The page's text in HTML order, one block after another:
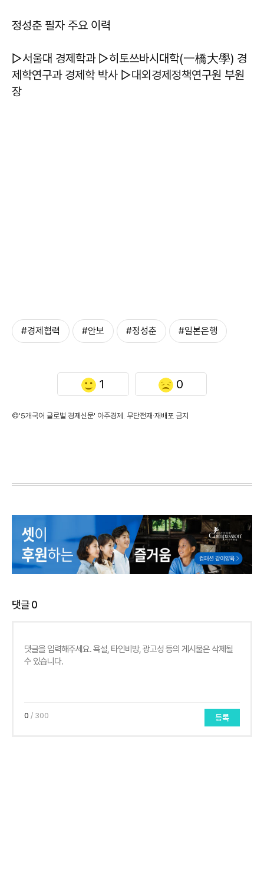
정성춘 필자 주요 이력
▷서울대 경제학과 ▷히토쓰바시대학(一橋大學) 경
제학연구과 경제학 박사 ▷대외경제정책연구원 부원
장
#경제협력 #안보 #정성춘 #일본은행
1 0
©'5개국어 글로벌 경제신문' 아주경제. 무단전재·재배포 금지
댓글0
0 / 300 등록